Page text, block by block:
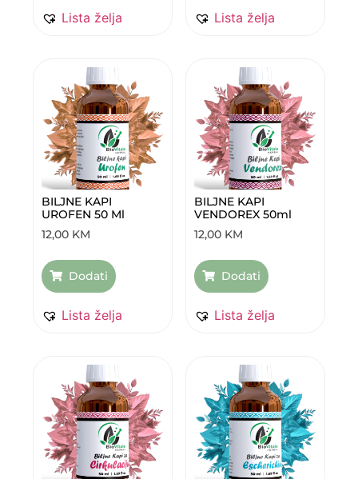
Lista želja Lista želja
BILJNE KAPI
UROFEN 50 Ml
12,00 KM
Dodati
Lista želja
BILJNE KAPI
VENDOREX 50ml
12,00 KM
Dodati
Lista želja